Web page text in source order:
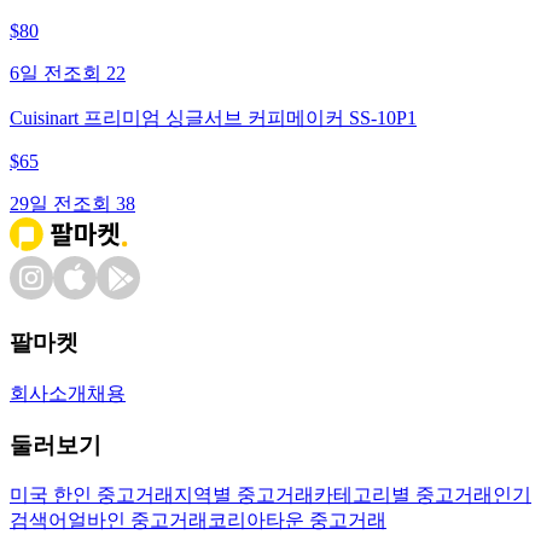
$80
6일 전 조회 22
Cuisinart 프리미엄 싱글서브 커피메이커 SS-10P1
$65
29일 전 조회 38
팔마켓
회사소개 채용
둘러보기
미국 한인 중고거래 지역별 중고거래 카테고리별 중고거래 인기
검색어 얼바인 중고거래 코리아타운 중고거래